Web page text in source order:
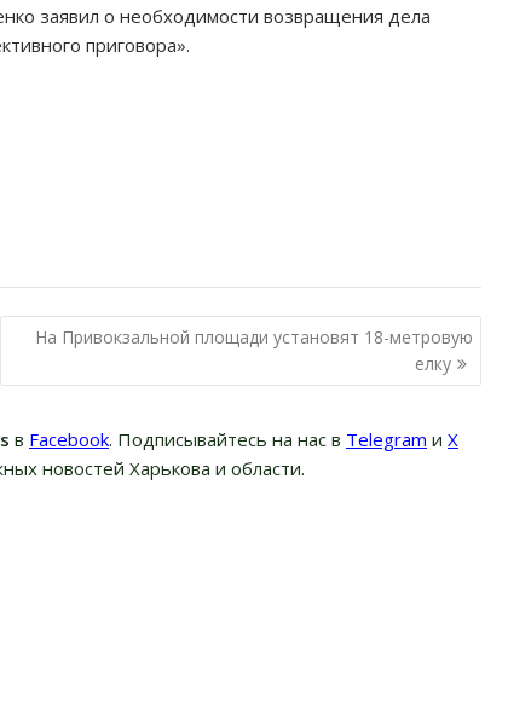
заявил о необходимости возвращения дела
приговора».
На Привокзальной площади установят 18-метровую
елку
в Facebook. Подписывайтесь на нас в Telegram и Х
новостей Харькова и области.